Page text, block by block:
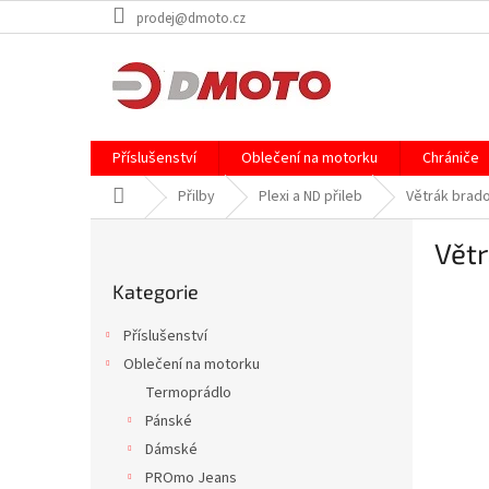
na
prodej@dmoto.cz
Příslušenství Oblečení na motorku Chrániče
Domů Přilby Plexi a ND přileb Větrák
kategorie
Kategorie
Příslušenství
Oblečení na motorku
Termoprádlo
Pánské
Dámské
PROmo Jeans